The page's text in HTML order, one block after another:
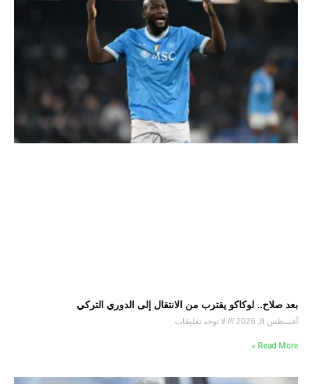
بعد صلاح.. لوكاكو يقترب من الانتقال إلى الدوري التركي
أغسطس 8, 2026 لا توجد تعليقات
Read More »